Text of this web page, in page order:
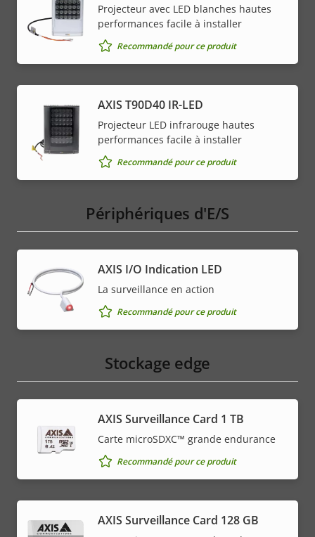
Projecteur avec LED blanches hautes
performances facile à installer
Recommandé pour ce produit
AXIS T90D40 IR-LED
Projecteur LED infrarouge hautes
performances facile à installer
Recommandé pour ce produit
Périphériques d'E/S
AXIS I/O Indication LED
La surveillance en action
Recommandé pour ce produit
Stockage edge
AXIS Surveillance Card 1 TB
Carte microSDXC™ grande endurance
Recommandé pour ce produit
AXIS Surveillance Card 128 GB